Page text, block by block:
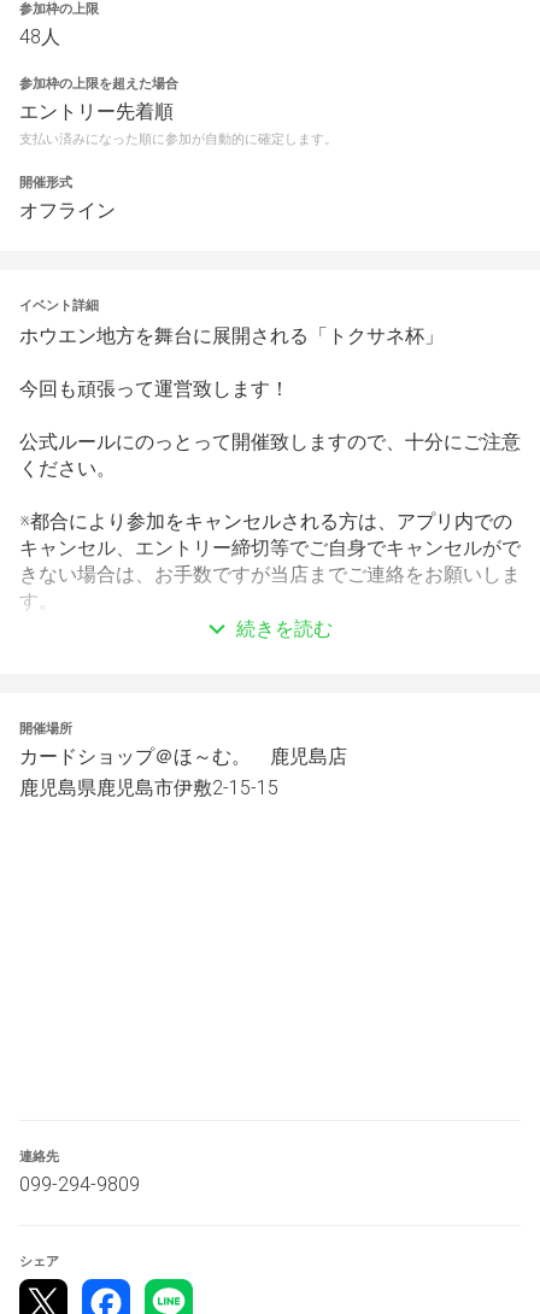
参加枠の上限
48人
参加枠の上限を超えた場合
エントリー先着順
支払い済みになった順に参加が自動的に確定します。
開催形式
オフライン
イベント詳細
ホウエン地方を舞台に展開される「トクサネ杯」
今回も頑張って運営致します！
公式ルールにのっとって開催致しますので、十分にご注意
ください。
※都合により参加をキャンセルされる方は、アプリ内での
キャンセル、エントリー締切等でご自身でキャンセルがで
きない場合は、お手数ですが当店までご連絡をお願いしま
す。
くださいをご利用ください。
臨時駐車場・第2駐車場には誘導員を配置しますので、
その指示に従ってください。
・15:00～17:00　決勝トーナメント
・17:00～17:30　表彰
公式のルールに準ずる。（フロアルール・上級ルールガイ
ド）途中でのデッキの交換、パーツの差し替えは不可で
続きを読む
開催場所
カードショップ＠ほ～む。 鹿児島店
鹿児島県鹿児島市伊敷2-15-15
連絡先
099-294-9809
シェア